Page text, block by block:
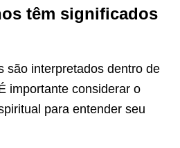
têm significados
são interpretados dentro de
importante considerar o
para entender seu